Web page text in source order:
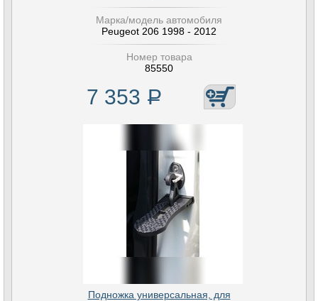
Марка/модель автомобиля
Peugeot 206 1998 - 2012
Номер товара
85550
7 353 Р
Подножка универсальная, для